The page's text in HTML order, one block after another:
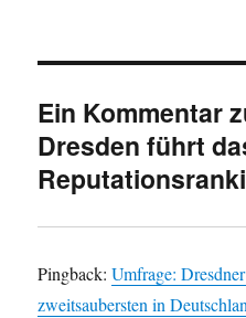
Ein Kommentar
Dresden führt
Pingback:Umfrage:
zweitsaubersten in